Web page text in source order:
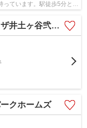
っています。駅徒歩5分とい
土ヶ谷弐番館
クホームズ